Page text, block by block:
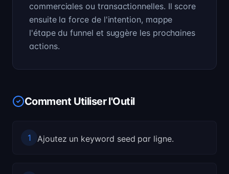
commerciales ou transactionnelles. Il score
ensuite la force de l'intention, mappe
l'étape du funnel et suggère les prochaines
actions.
Comment Utiliser l'Outil
1 Ajoutez un keyword seed par ligne.